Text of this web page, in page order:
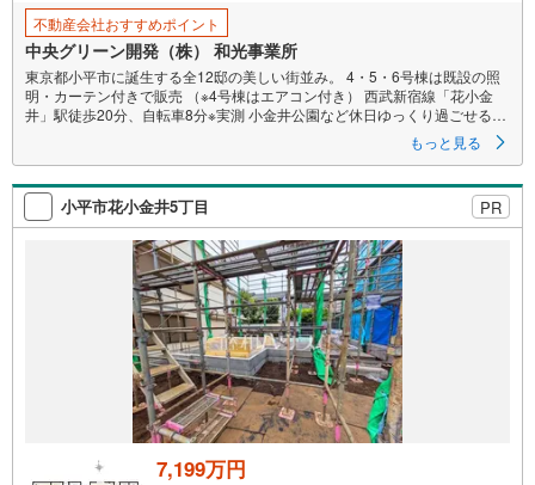
す
る
不動産会社おすすめポイント
中央グリーン開発（株） 和光事業所
東京都小平市に誕生する全12邸の美しい街並み。 4・5・6号棟は既設の照
明・カーテン付きで販売 （※4号棟はエアコン付き） 西武新宿線「花小金
井」駅徒歩20分、自転車8分※実測 小金井公園など休日ゆっくり過ごせる公
園はもちろん、イオンモール東久留米など大型の商業施設も利用できる恵
シャッター・床暖房・宅配ボックス・エコワン標準設定
もっと見る
小平市花小金井5丁目 PR
7,199万円